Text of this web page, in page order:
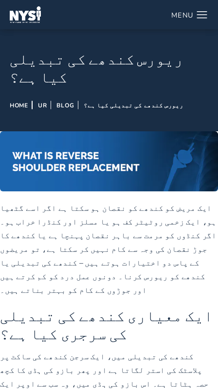
ریورس کندھے کی تبدیلی
کیا ہے؟
HOME UR BLOG ریورس کندھے کی تبدیلی کیا ہے؟
ایک مریض کو کندھے کو نقصان ہو سکتا ہے اگر اسے گٹھیا
ہو، ایک زخمی روٹیٹر کف ہو یا مسلز اور کنڈرا خراب ہو۔
اگر کنڈوں کو مرمت سے باہر نقصان پہنچا ہے یا کندھے کا
جوڑ نقصان کی وجہ سے کام نہیں کر سکتا ہے، تو مریضوں
کے پاس دو اختیارات ہوتے ہیں – کندھے کی تبدیلی یا
کندھے کو ریورس کرنا۔ دونوں عمل درد کو کم کرتے ہیں
اور جوڑوں کے کام کو بہتر بناتے ہیں۔
ایک معیاری کندھے کی تبدیلی
کی سرجری کیا ہے؟
کندھے کی تبدیلی میں، ایک سرجن کندھے کی ساکٹ پر
پلاسٹک کی استر لگاتا ہے اور پھر بازو کی ہڈی کا کچھ
حصہ ہٹاتا ہے۔ اس بازو کی ہڈی میں، وہ سب سے اوپر ایک